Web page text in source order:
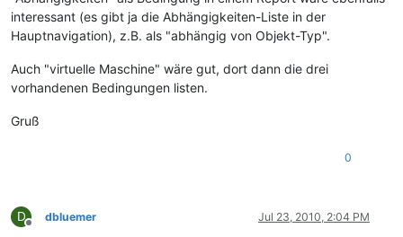
interessant (es gibt ja die Abhängigkeiten-Liste in der
Hauptnavigation), z.B. als "abhängig von Objekt-Typ".
Auch "virtuelle Maschine" wäre gut, dort dann die drei
vorhandenen Bedingungen listen.
Gruß
0
D
Offline
dbluemer Jul 23, 2010, 2:04 PM